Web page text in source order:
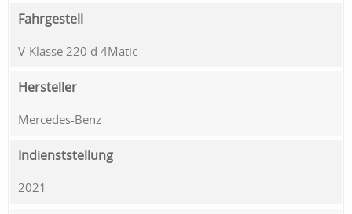
Fahrgestell
V-Klasse 220 d 4Matic
Hersteller
Mercedes-Benz
Indienststellung
2021